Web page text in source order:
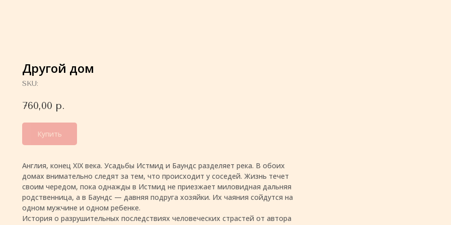
Другой дом
SKU:
760,00 р.
Купить
Англия, конец XIX века. Усадьбы Истмид и Баундс разделяет река. В обоих
домах внимательно следят за тем, что происходит у соседей. Жизнь течет
своим чередом, пока однажды в Истмид не приезжает миловидная дальняя
родственница, а в Баундс — давняя подруга хозяйки. Их чаяния сойдутся на
одном мужчине и одном ребенке.
История о разрушительных последствиях человеческих страстей от автора